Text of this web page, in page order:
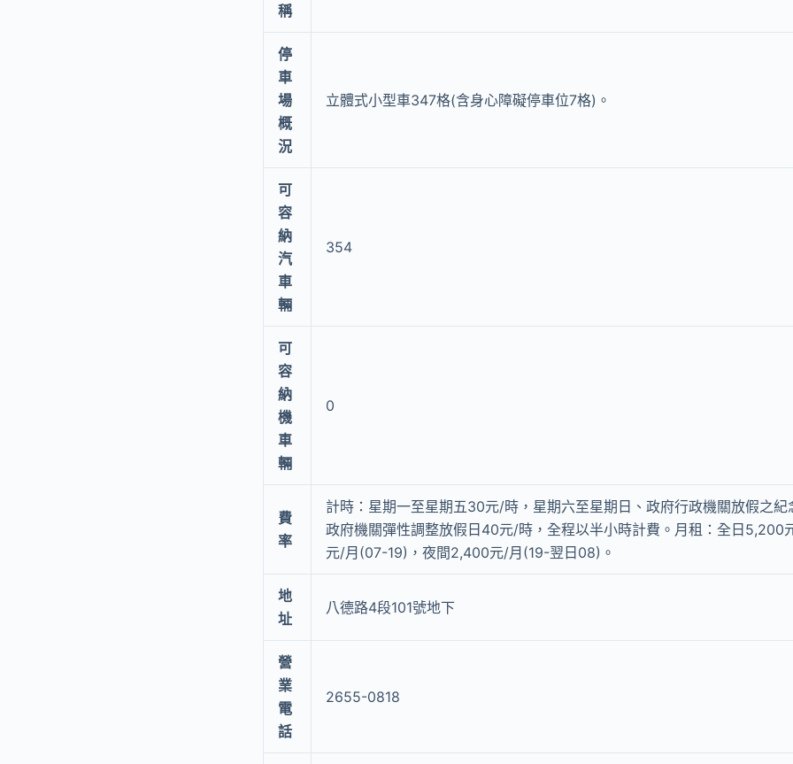
稱
停
車
場
概
況
立體式小型車347格(含身心障礙停車位7格)。
可
容
納
汽
車
輛
354
可
容
納
機
車
輛
0
費
率
計時：星期一至星期五30元/時，星期六至星期日、政府行政機關放假之紀
政府機關彈性調整放假日40元/時，全程以半小時計費。月租：全日5,200
元/月(07-19)，夜間2,400元/月(19-翌日08)。
地
址
八德路4段101號地下
營
業
電
話
2655-0818